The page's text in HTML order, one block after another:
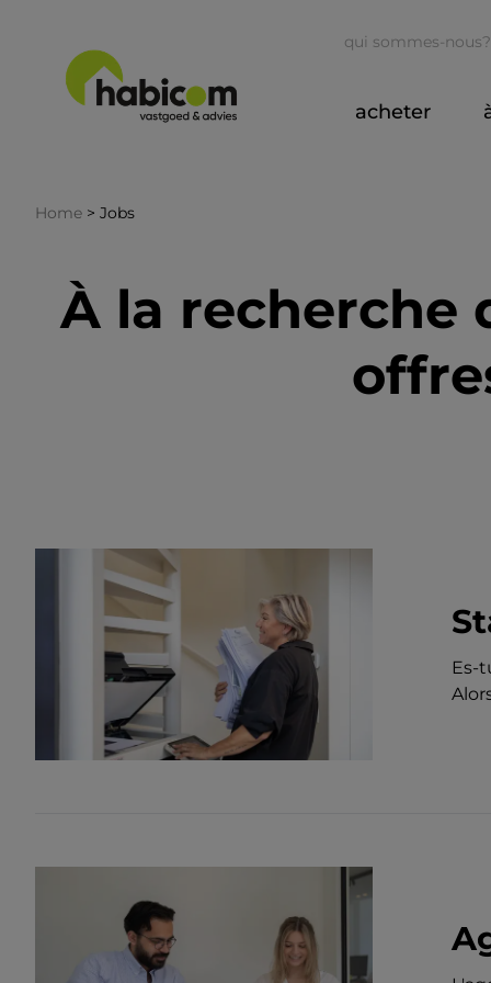
qui sommes-nous?
acheter
Home > Jobs
À la recherche
Es-